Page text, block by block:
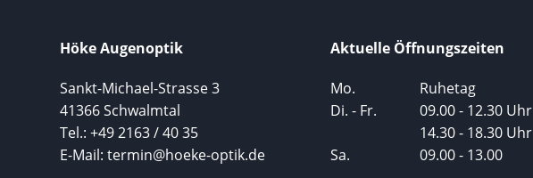
Höke Augenoptik
Sankt-Michael-Strasse 3
41366 Schwalmtal
Tel.: +49 2163 / 40 35
E-Mail: termin@hoeke-optik.de
Aktuelle Öffnungszeiten
Mo.
Ruhetag
Di. - Fr.
09.00 - 12.30 Uhr
14.30 - 18.30 Uhr
Sa.
09.00 - 13.00